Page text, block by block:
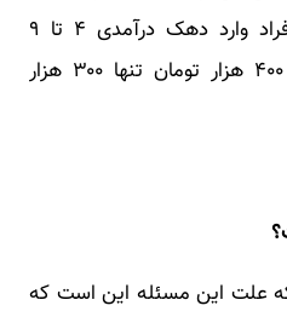
آن ها تغییر کرده و این افراد وارد دهک درآمدی ۴ تا ۹
شده‌اند. در نتیجه به جای ۴۰۰ هزار تومان تنها ۳۰۰ هزار
علت این مسئله این است که